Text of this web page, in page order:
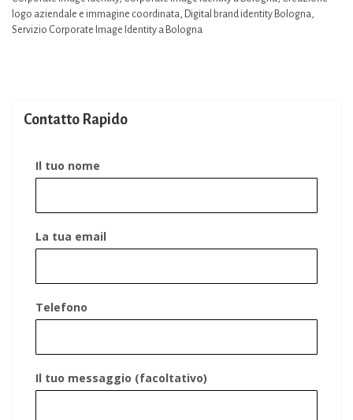
logo aziendale e immagine coordinata, Digital brand identity Bologna,
Servizio Corporate Image Identity a Bologna
Contatto Rapido
Il tuo nome
La tua email
Telefono
Il tuo messaggio (facoltativo)